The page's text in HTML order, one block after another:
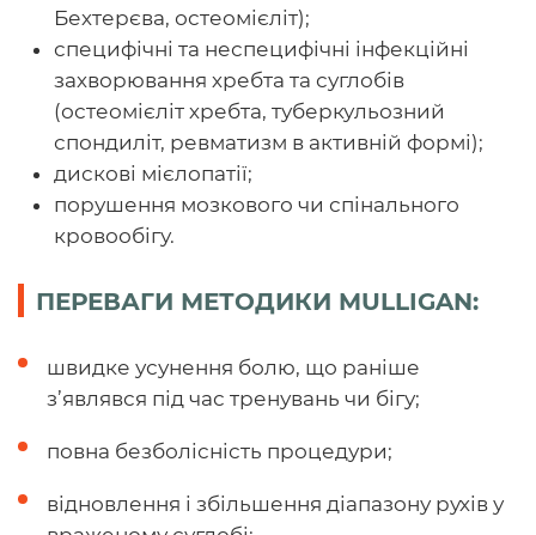
Бехтерєва, остеомієліт);
специфічні та неспецифічні інфекційні
захворювання хребта та суглобів
(остеомієліт хребта, туберкульозний
спондиліт, ревматизм в активній формі);
дискові мієлопатії;
порушення мозкового чи спінального
кровообігу.
ПЕРЕВАГИ МЕТОДИКИ MULLIGAN:
швидке усунення болю, що раніше
з’являвся під час тренувань чи бігу;
повна безболісність процедури;
відновлення і збільшення діапазону рухів у